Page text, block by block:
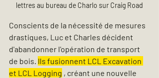
lettres au bureau de Charlo sur Craig Road
Conscients de la nécessité de mesures
drastiques, Luc et Charles décident
d'abandonner l'opération de transport
de bois. Ils fusionnent LCL Excavation
et LCL Logging , créant une nouvelle